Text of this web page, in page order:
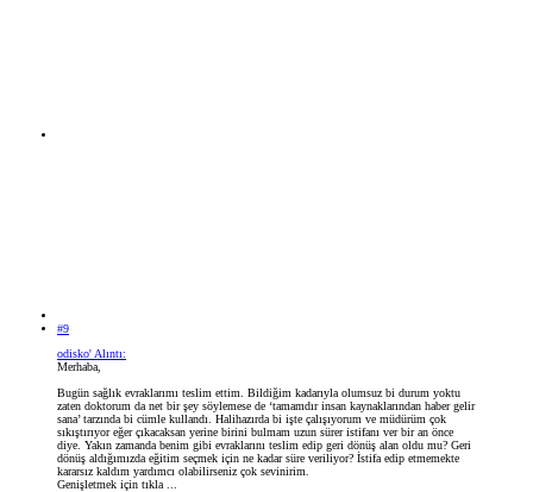
#9
odisko' Alıntı:
Merhaba,
Bugün sağlık evraklarımı teslim ettim. Bildiğim kadarıyla olumsuz bi durum yoktu
zaten doktorum da net bir şey söylemese de ‘tamamdır insan kaynaklarından haber gelir
sana’ tarzında bi cümle kullandı. Halihazırda bi işte çalışıyorum ve müdürüm çok
sıkıştırıyor eğer çıkacaksan yerine birini bulmam uzun sürer istifanı ver bir an önce
diye. Yakın zamanda benim gibi evraklarını teslim edip geri dönüş alan oldu mu? Geri
dönüş aldığımızda eğitim seçmek için ne kadar süre veriliyor? İstifa edip etmemekte
kararsız kaldım yardımcı olabilirseniz çok sevinirim.
Genişletmek için tıkla ...